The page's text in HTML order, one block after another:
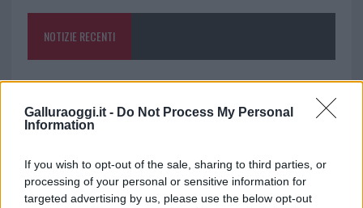
Galluraoggi.it - Do Not Process My Personal
Information
If you wish to opt-out of the sale, sharing to third parties, or
processing of your personal or sensitive information for
targeted advertising by us, please use the below opt-out
o
k
p
NOTIZIE RECENTI
Notre-Dame de Paris conquista Olbia, la prima
al Molo Brin è un successo
conducente